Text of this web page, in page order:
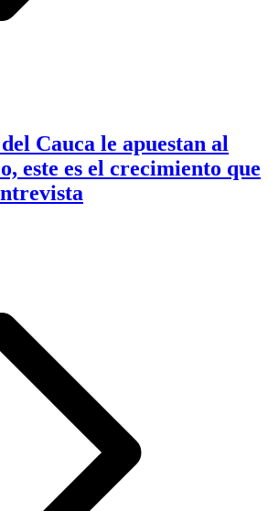
Cauca le apuestan al
este es el crecimiento que